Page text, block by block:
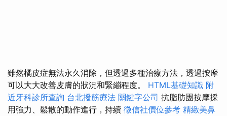
雖然橘皮症無法永久消除，但透過多種治療方法，透過按摩
可以大大改善皮膚的狀況和緊繃程度。 HTML基礎知識 附
近牙科診所查詢 台北撥筋療法 關鍵字公司 抗脂肪團按摩採
用強力、鬆散的動作進行，持續 徵信社價位參考 精緻美鼻